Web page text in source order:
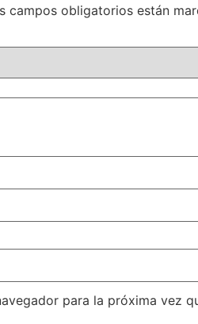
campos obligatorios están
para la próxima vez